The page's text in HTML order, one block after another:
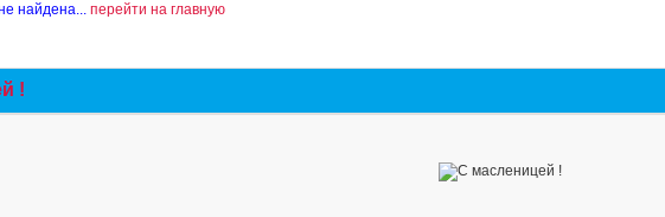
найдена... перейти на главную
!